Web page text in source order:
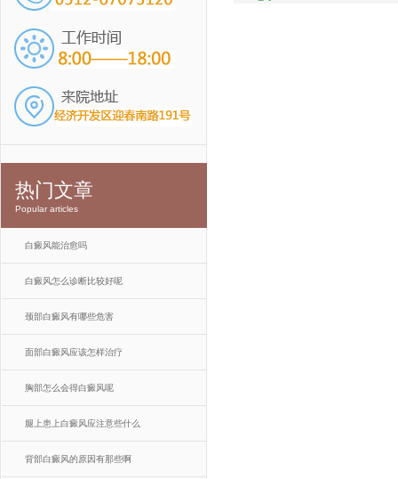
热门文章
Popular articles
白癜风能治愈吗
白癜风怎么诊断比较好呢
颈部白癜风有哪些危害
面部白癜风应该怎样治疗
胸部怎么会得白癜风呢
腿上患上白癜风应注意些什么
背部白癜风的原因有那些啊